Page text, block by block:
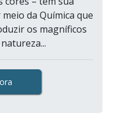
da Química que
os magníficos